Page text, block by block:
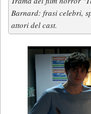
Barnard: frasi celebri,
attori del cast.